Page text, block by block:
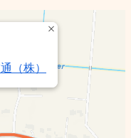
（株）